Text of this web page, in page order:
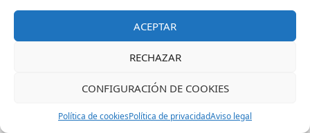
ACEPTAR
RECHAZAR
CONFIGURACIÓN DE COOKIES
Política de cookiesPolítica de privacidadAviso legal